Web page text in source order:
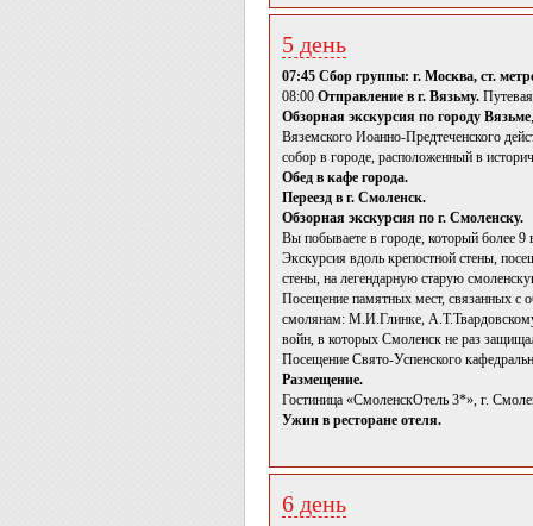
5 день
07:45 Сбор группы: г. Москва, ст.
08:00 Отправление в г. Вязьму.
Обзорная экскурсия по городу Вязьме
Вяземского Иоанно-Предтеченского
собор в городе, расположенный в
Обед в кафе города.
Переезд в г. Смоленск.
Обзорная экскурсия по г. Смоленску.
Вы побываете в городе, который более 9
Экскурсия вдоль крепостной стены,
стены, на легендарную старую
Посещение памятных мест, связанных с
смолянам: М.И.Глинке,
войн, в которых Смоленск не раз
Посещение Свято-Успенского
Размещение.
Гостиница «СмоленскОтель 3*», г.
Ужин в ресторане отеля.
6 день